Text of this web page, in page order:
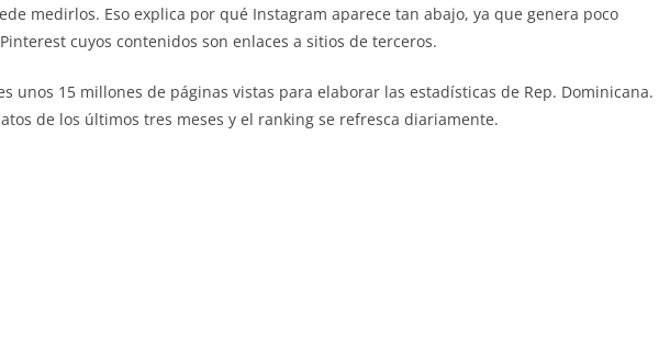
medirlos. Eso explica por qué Instagram aparece tan abajo, ya que genera poco
cuyos contenidos son enlaces a sitios de terceros.
unos 15 millones de páginas vistas para elaborar las estadísticas de Rep. Dominicana.
de los últimos tres meses y el ranking se refresca diariamente.